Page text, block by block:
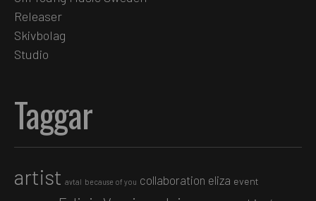
Releaser
Skivbolag
Studio
Taggar
artist avtal because of you collaboration eliza event